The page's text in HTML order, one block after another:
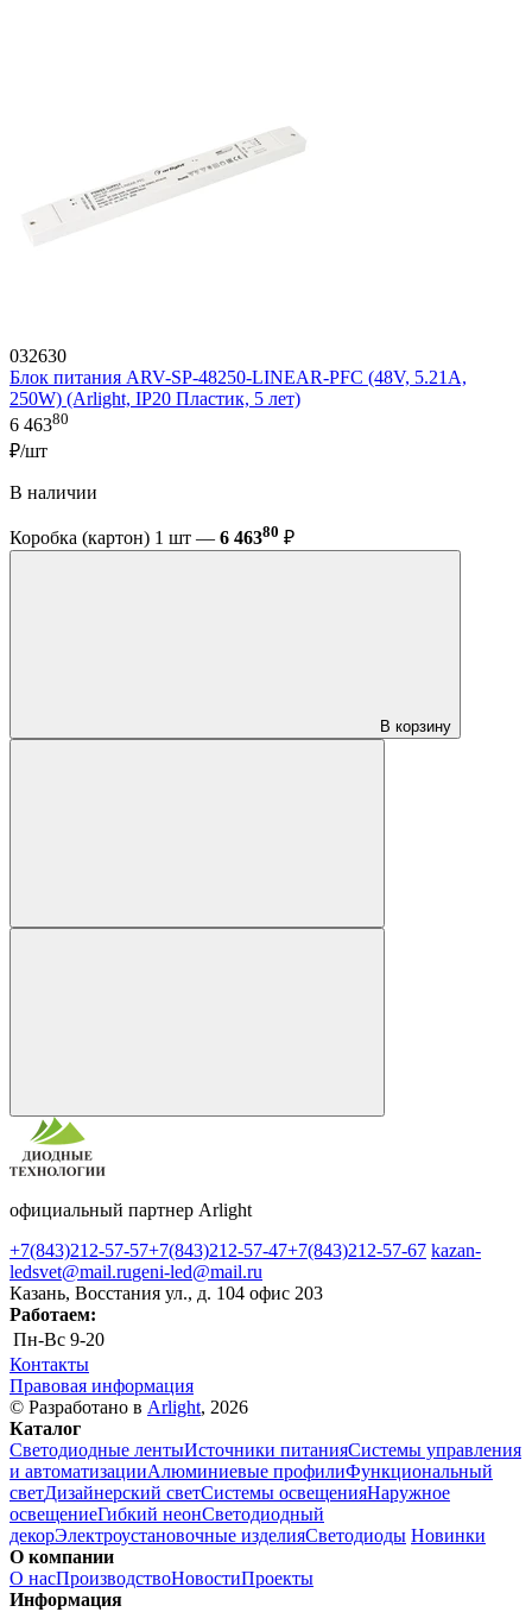
032630
Блок питания ARV-SP-48250-LINEAR-PFC (48V, 5.21A,
250W) (Arlight, IP20 Пластик, 5 лет)
6 46380
₽/шт
В наличии
Коробка (картон) 1 шт — 6 46380 ₽
В корзину
официальный партнер Arlight
+7(843)212-57-57+7(843)212-57-47+7(843)212-57-67 kazan-
ledsvet@mail.rugeni-led@mail.ru
Казань, Восстания ул., д. 104 офис 203
Работаем:
Пн-Вс 9-20
Контакты
Правовая информация
© Разработано в Arlight, 2026
Каталог
Светодиодные лентыИсточники питанияСистемы управления
и автоматизацииАлюминиевые профилиФункциональный
светДизайнерский светСистемы освещенияНаружное
освещениеГибкий неонСветодиодный
декорЭлектроустановочные изделияСветодиоды Новинки
О компании
О насПроизводствоНовостиПроекты
Информация